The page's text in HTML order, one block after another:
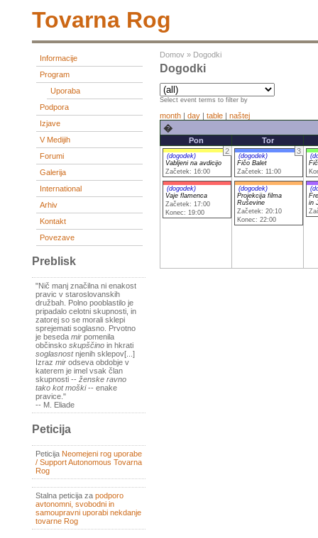
Tovarna Rog
Informacije
Program
Uporaba
Podpora
Izjave
V Medijih
Forumi
Galerija
International
Arhiv
Kontakt
Povezave
Preblisk
"Nič manj značilna ni enakost
pravic v staroslovanskih
družbah. Polno pooblastilo je
pripadalo celotni skupnosti, in
zatorej so se morali sklepi
sprejemati soglasno. Prvotno
je beseda mir pomenila
občinsko skupščino in hkrati
soglasnostnjenih sklepov[...]
Izraz mir odseva obdobje v
katerem je imel vsak član
skupnosti -- ženske ravno
tako kot moški-- enake
pravice."
-- M. Eliade
Peticija
Peticija Neomejeni rog uporabe
/ Support Autonomous Tovarna
Rog
Stalna peticija za podporo
avtonomni, svobodni in
samoupravni uporabi nekdanje
tovarne Rog
Domov » Dogodki
Dogodki
Select event terms to filter by
month | day | table | naštej
�
Pon
Tor
2
(dogodek)
Vabljeni na avdicijo
Začetek: 16:00
(dogodek)
Vaje flamenca
Začetek: 17:00
Konec: 19:00
3
(dogodek)
Fičo Balet
Začetek: 11:00
(dogodek)
Projekcija filma
Ruševine
Začetek: 20:10
Konec: 22:00
in